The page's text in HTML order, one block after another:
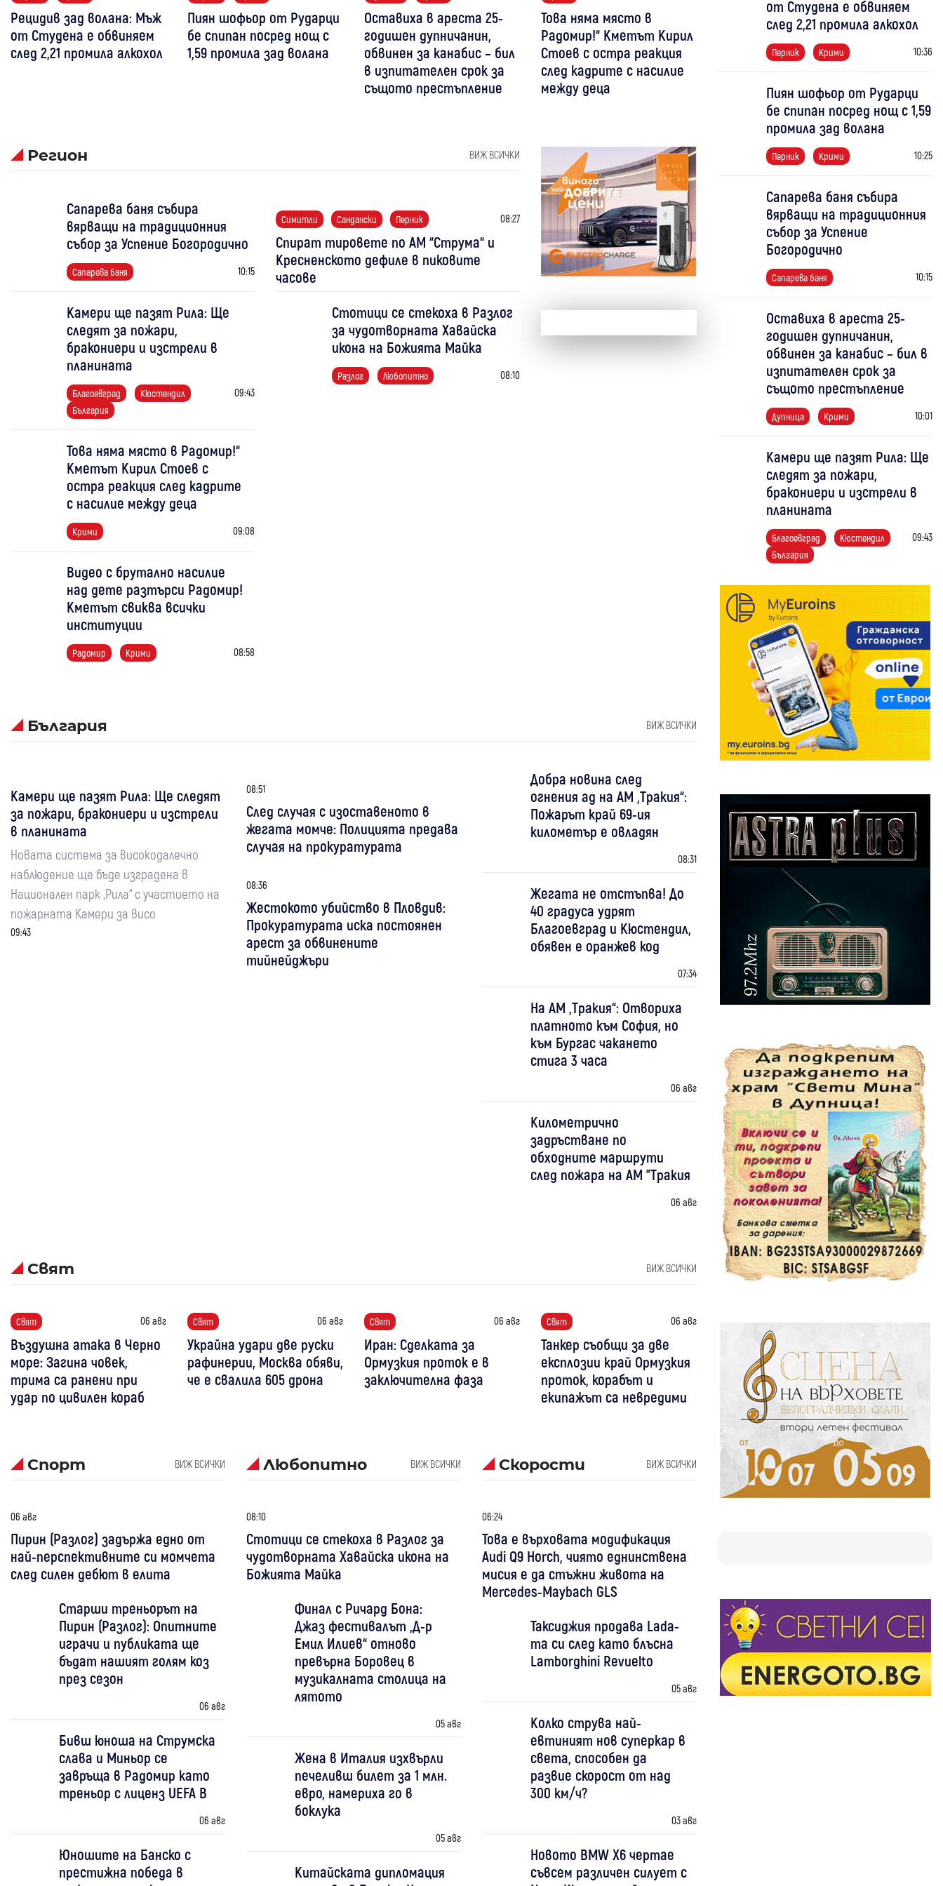
Рецидив зад волана: Мъж
от Студена е обвиняем
след 2,21 промила алкохол
Пиян шофьор от Рударци
бе спипан посред нощ с
1,59 промила зад волана
Оставиха в ареста 25-
годишен дупничанин,
обвинен за канабис – бил
в изпитателен срок за
същото престъпление
Това няма място в
Радомир!“ Кметът Кирил
Стоев с остра реакция
след кадрите с насилие
между деца
Регион ВИЖ ВСИЧКИ
Сапарева баня събира
вярващи на традиционния
събор за Успение Богородично
Сапарева баня 10:15
Камери ще пазят Рила: Ще
следят за пожари,
бракониери и изстрели в
планината
Благоевград
Кюстендил
България
09:43
Това няма място в Радомир!“
Кметът Кирил Стоев с
остра реакция след кадрите
с насилие между деца
Крими 09:08
Видео с брутално насилие
над дете разтърси Радомир!
Кметът свиква всички
институции
Радомир Крими 08:58
Симитли Сандански Перник 08:27
Спират тировете по АМ “Струма“ и
Кресненското дефиле в пиковите
часове
Стотици се стекоха в Разлог
за чудотворната Хавайска
икона на Божията Майка
Разлог Любопитно 08:10
България ВИЖ ВСИЧКИ
Камери ще пазят Рила: Ще следят
за пожари, бракониери и изстрели
в планината
Новата система за високодалечно
наблюдение ще бъде изградена в
Национален парк „Рила“ с участието на
пожарната Камери за висо
09:43
08:51
След случая с изоставеното в
жегата момче: Полицията предава
случая на прокуратурата
08:36
Жестокото убийство в Пловдив:
Прокуратурата иска постоянен
арест за обвинените
тийнейджъри
Добра новина след
огнения ад на АМ „Тракия“:
Пожарът край 69-ия
километър е овладян
08:31
Жегата не отстъпва! До
40 градуса удрят
Благоевград и Кюстендил,
обявен е оранжев код
07:34
На АМ „Тракия“: Отвориха
платното към София, но
към Бургас чакането
стига 3 часа
06 авг
Километрично
задръстване по
обходните маршрути
след пожара на АМ "Тракия
06 авг
Свят ВИЖ ВСИЧКИ
Свят 06 авг
Въздушна атака в Черно
море: Загина човек,
трима са ранени при
удар по цивилен кораб
Свят 06 авг
Украйна удари две руски
рафинерии, Москва обяви,
че е свалила 605 дрона
Свят 06 авг
Иран: Сделката за
Ормузкия проток е в
заключителна фаза
Свят 06 авг
Танкер съобщи за две
експлозии край Ормузкия
проток, корабът и
екипажът са невредими
Спорт ВИЖ ВСИЧКИ
06 авг
Пирин (Разлог) задържа едно от
най-перспективните си момчета
след силен дебют в елита
Старши треньорът на
Пирин (Разлог): Опитните
играчи и публиката ще
бъдат нашият голям коз
през сезон
06 авг
Бивш юноша на Струмска
слава и Миньор се
завръща в Радомир като
треньор с лиценз UEFA B
06 авг
Юношите на Банско с
престижна победа в
Любопитно ВИЖ ВСИЧКИ
08:10
Стотици се стекоха в Разлог за
чудотворната Хавайска икона на
Божията Майка
Финал с Ричард Бона:
Джаз фестивалът „Д-р
Емил Илиев“ отново
превърна Боровец в
музикалната столица на
лятото
05 авг
Жена в Италия изхвърли
печеливш билет за 1 млн.
евро, намериха го в
боклука
05 авг
Китайската дипломация
Скорости ВИЖ ВСИЧКИ
06:24
Това е върховата модификация
Audi Q9 Horch, чиято еднинствена
мисия е да стъжни живота на
Mercedes-Maybach GLS
Таксиджия продава Lada-
та си след като блъсна
Lamborghini Revuelto
05 авг
Колко струва най-
евтиният нов суперкар в
света, способен да
развие скорост от над
300 км/ч?
03 авг
Новото BMW X6 чертае
съвсем различен силует с
от Студена е обвиняем
след 2,21 промила алкохол
Перник Крими 10:36
Пиян шофьор от Рударци
бе спипан посред нощ с 1,59
промила зад волана
Перник Крими 10:25
Сапарева баня събира
вярващи на традиционния
събор за Успение
Богородично
Сапарева баня 10:15
Оставиха в ареста 25-
годишен дупничанин,
обвинен за канабис – бил в
изпитателен срок за
същото престъпление
Дупница Крими 10:01
Камери ще пазят Рила: Ще
следят за пожари,
бракониери и изстрели в
планината
Благоевград
Кюстендил
България
09:43